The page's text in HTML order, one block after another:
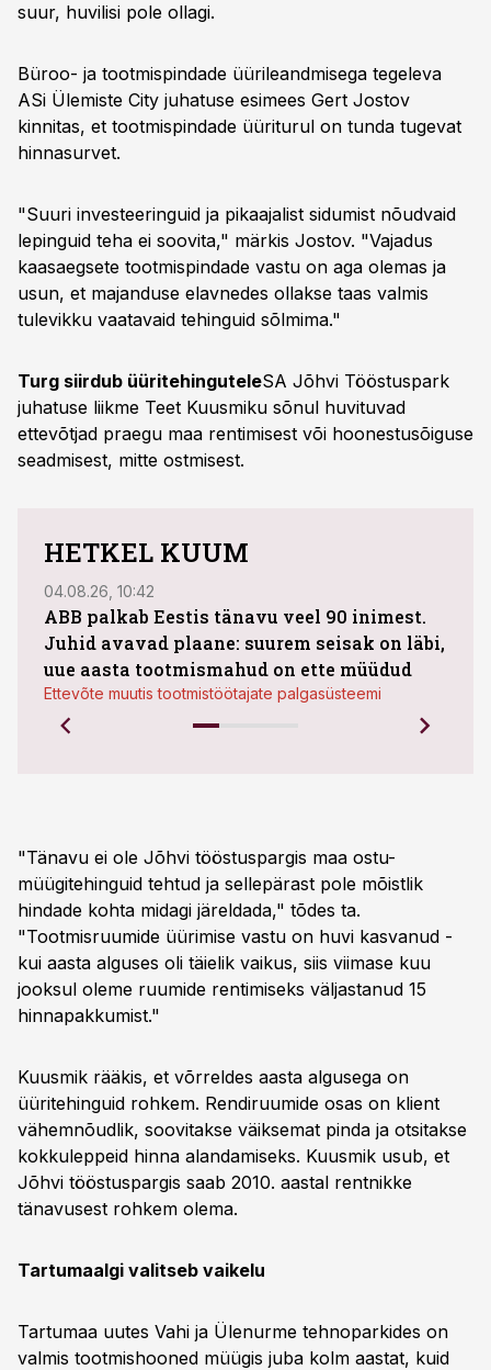
suur, huvilisi pole ollagi.
Büroo- ja tootmispindade üürileandmisega tegeleva
ASi Ülemiste City juhatuse esimees Gert Jostov
kinnitas, et tootmispindade üüriturul on tunda tugevat
hinnasurvet.
"Suuri investeeringuid ja pikaajalist sidumist nõudvaid
lepinguid teha ei soovita," märkis Jostov. "Vajadus
kaasaegsete tootmispindade vastu on aga olemas ja
usun, et majanduse elavnedes ollakse taas valmis
tulevikku vaatavaid tehinguid sõlmima."
Turg siirdub üüritehinguteleSA Jõhvi Tööstuspark
juhatuse liikme Teet Kuusmiku sõnul huvituvad
ettevõtjad praegu maa rentimisest või hoonestusõiguse
seadmisest, mitte ostmisest.
HETKEL KUUM
04.08.26, 10:42
ABB palkab Eestis tänavu veel 90 inimest.
Juhid avavad plaane: suurem seisak on läbi,
uue aasta tootmismahud on ette müüdud
Ettevõte muutis tootmistöötajate palgasüsteemi
"Tänavu ei ole Jõhvi tööstuspargis maa ostu-
müügitehinguid tehtud ja sellepärast pole mõistlik
hindade kohta midagi järeldada," tõdes ta.
"Tootmisruumide üürimise vastu on huvi kasvanud -
kui aasta alguses oli täielik vaikus, siis viimase kuu
jooksul oleme ruumide rentimiseks väljastanud 15
hinnapakkumist."
Kuusmik rääkis, et võrreldes aasta algusega on
üüritehinguid rohkem. Rendiruumide osas on klient
vähemnõudlik, soovitakse väiksemat pinda ja otsitakse
kokkuleppeid hinna alandamiseks. Kuusmik usub, et
Jõhvi tööstuspargis saab 2010. aastal rentnikke
tänavusest rohkem olema.
Tartumaalgi valitseb vaikelu
Tartumaa uutes Vahi ja Ülenurme tehnoparkides on
valmis tootmishooned müügis juba kolm aastat, kuid